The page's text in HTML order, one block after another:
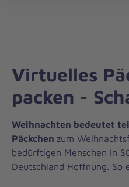
Virtuelles
packen -
Weihnachten bedeutet
Päckchen zum
bedürftigen Menschen in
Deutschland Hoffnung. So